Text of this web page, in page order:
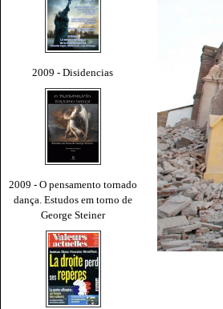
2009 - Disidencias
2009 - O pensamento tornado
dança. Estudos em torno de
George Steiner